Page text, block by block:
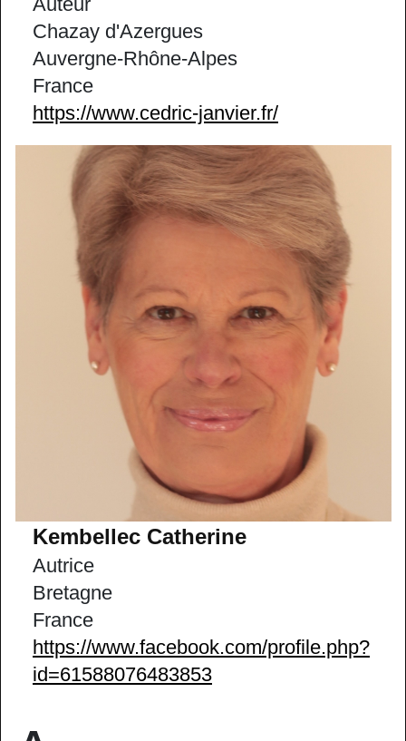
Chazay d'Azergues
Auvergne-Rhône-Alpes
France
https://www.cedric-janvier.fr/
Kembellec Catherine
Autrice
Bretagne
France
https://www.facebook.com/profile.php?
id=61588076483853